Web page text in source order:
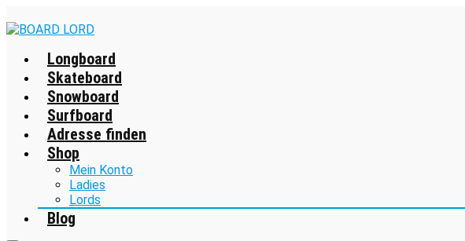
Longboard
Skateboard
Snowboard
Surfboard
Adresse finden
Shop
Mein Konto
Ladies
Lords
Blog